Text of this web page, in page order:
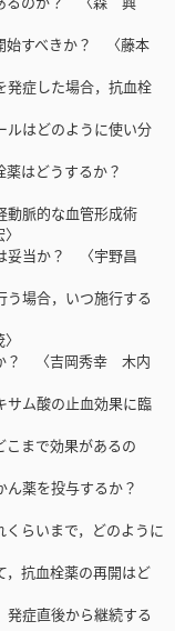
始すべきか？ 〈藤本
症した場合，抗血栓
はどのように使い分
薬はどうするか？
脈的な血管形成術
妥当か？ 〈宇野昌
場合，いつ施行する
？ 〈吉岡秀幸 木内
ム酸の止血効果に臨
まで効果があるの
ん薬を投与するか？
らいまで，どのように
抗血栓薬の再開はど
症直後から継続する